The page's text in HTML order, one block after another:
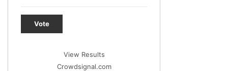
Vote
View Results
Crowdsignal.com